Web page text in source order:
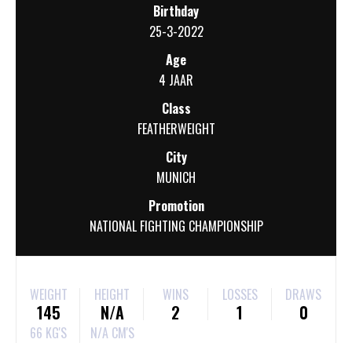
Birthday
25-3-2022
Age
4 JAAR
Class
FEATHERWEIGHT
City
MUNICH
Promotion
NATIONAL FIGHTING CHAMPIONSHIP
WEIGHT
145
66 KG'S
HEIGHT
N/A
N/A CM'S
WINS
2
LOSSES
1
DRAWS
0